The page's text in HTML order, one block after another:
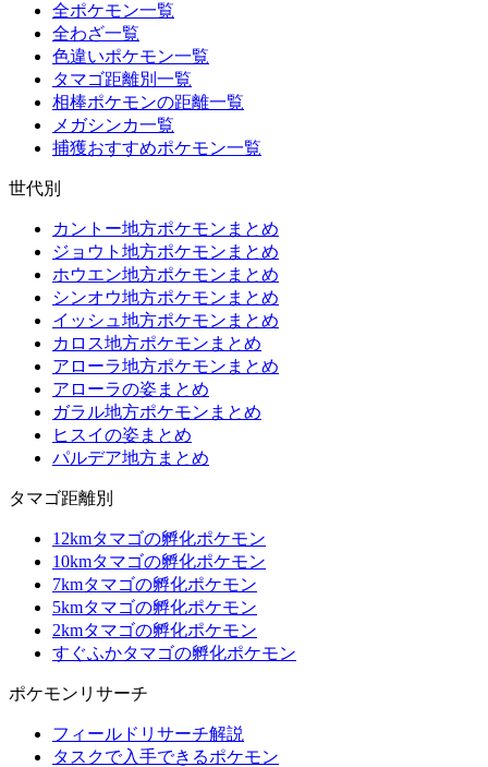
全ポケモン一覧
全わざ一覧
色違いポケモン一覧
タマゴ距離別一覧
相棒ポケモンの距離一覧
メガシンカ一覧
捕獲おすすめポケモン一覧
世代別
カントー地方ポケモンまとめ
ジョウト地方ポケモンまとめ
ホウエン地方ポケモンまとめ
シンオウ地方ポケモンまとめ
イッシュ地方ポケモンまとめ
カロス地方ポケモンまとめ
アローラ地方ポケモンまとめ
アローラの姿まとめ
ガラル地方ポケモンまとめ
ヒスイの姿まとめ
パルデア地方まとめ
タマゴ距離別
12kmタマゴの孵化ポケモン
10kmタマゴの孵化ポケモン
7kmタマゴの孵化ポケモン
5kmタマゴの孵化ポケモン
2kmタマゴの孵化ポケモン
すぐふかタマゴの孵化ポケモン
ポケモンリサーチ
フィールドリサーチ解説
タスクで入手できるポケモン